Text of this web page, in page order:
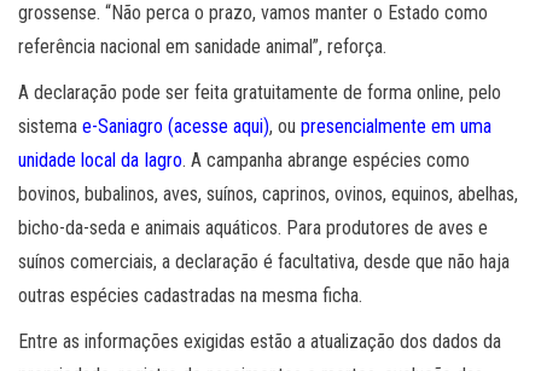
grossense. “Não perca o prazo, vamos manter o Estado como
referência nacional em sanidade animal”, reforça.
A declaração pode ser feita gratuitamente de forma online, pelo
sistema e-Saniagro (acesse aqui), ou presencialmente em uma
unidade local da Iagro. A campanha abrange espécies como
bovinos, bubalinos, aves, suínos, caprinos, ovinos, equinos, abelhas,
bicho-da-seda e animais aquáticos. Para produtores de aves e
suínos comerciais, a declaração é facultativa, desde que não haja
outras espécies cadastradas na mesma ficha.
Entre as informações exigidas estão a atualização dos dados da